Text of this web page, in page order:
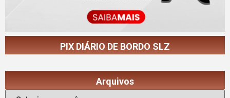
PIX DIÁRIO DE BORDO SLZ
Arquivos